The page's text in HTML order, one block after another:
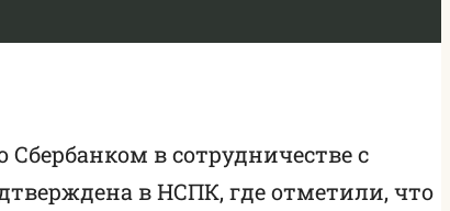
в сотрудничестве с
в НСПК, где отметили, что